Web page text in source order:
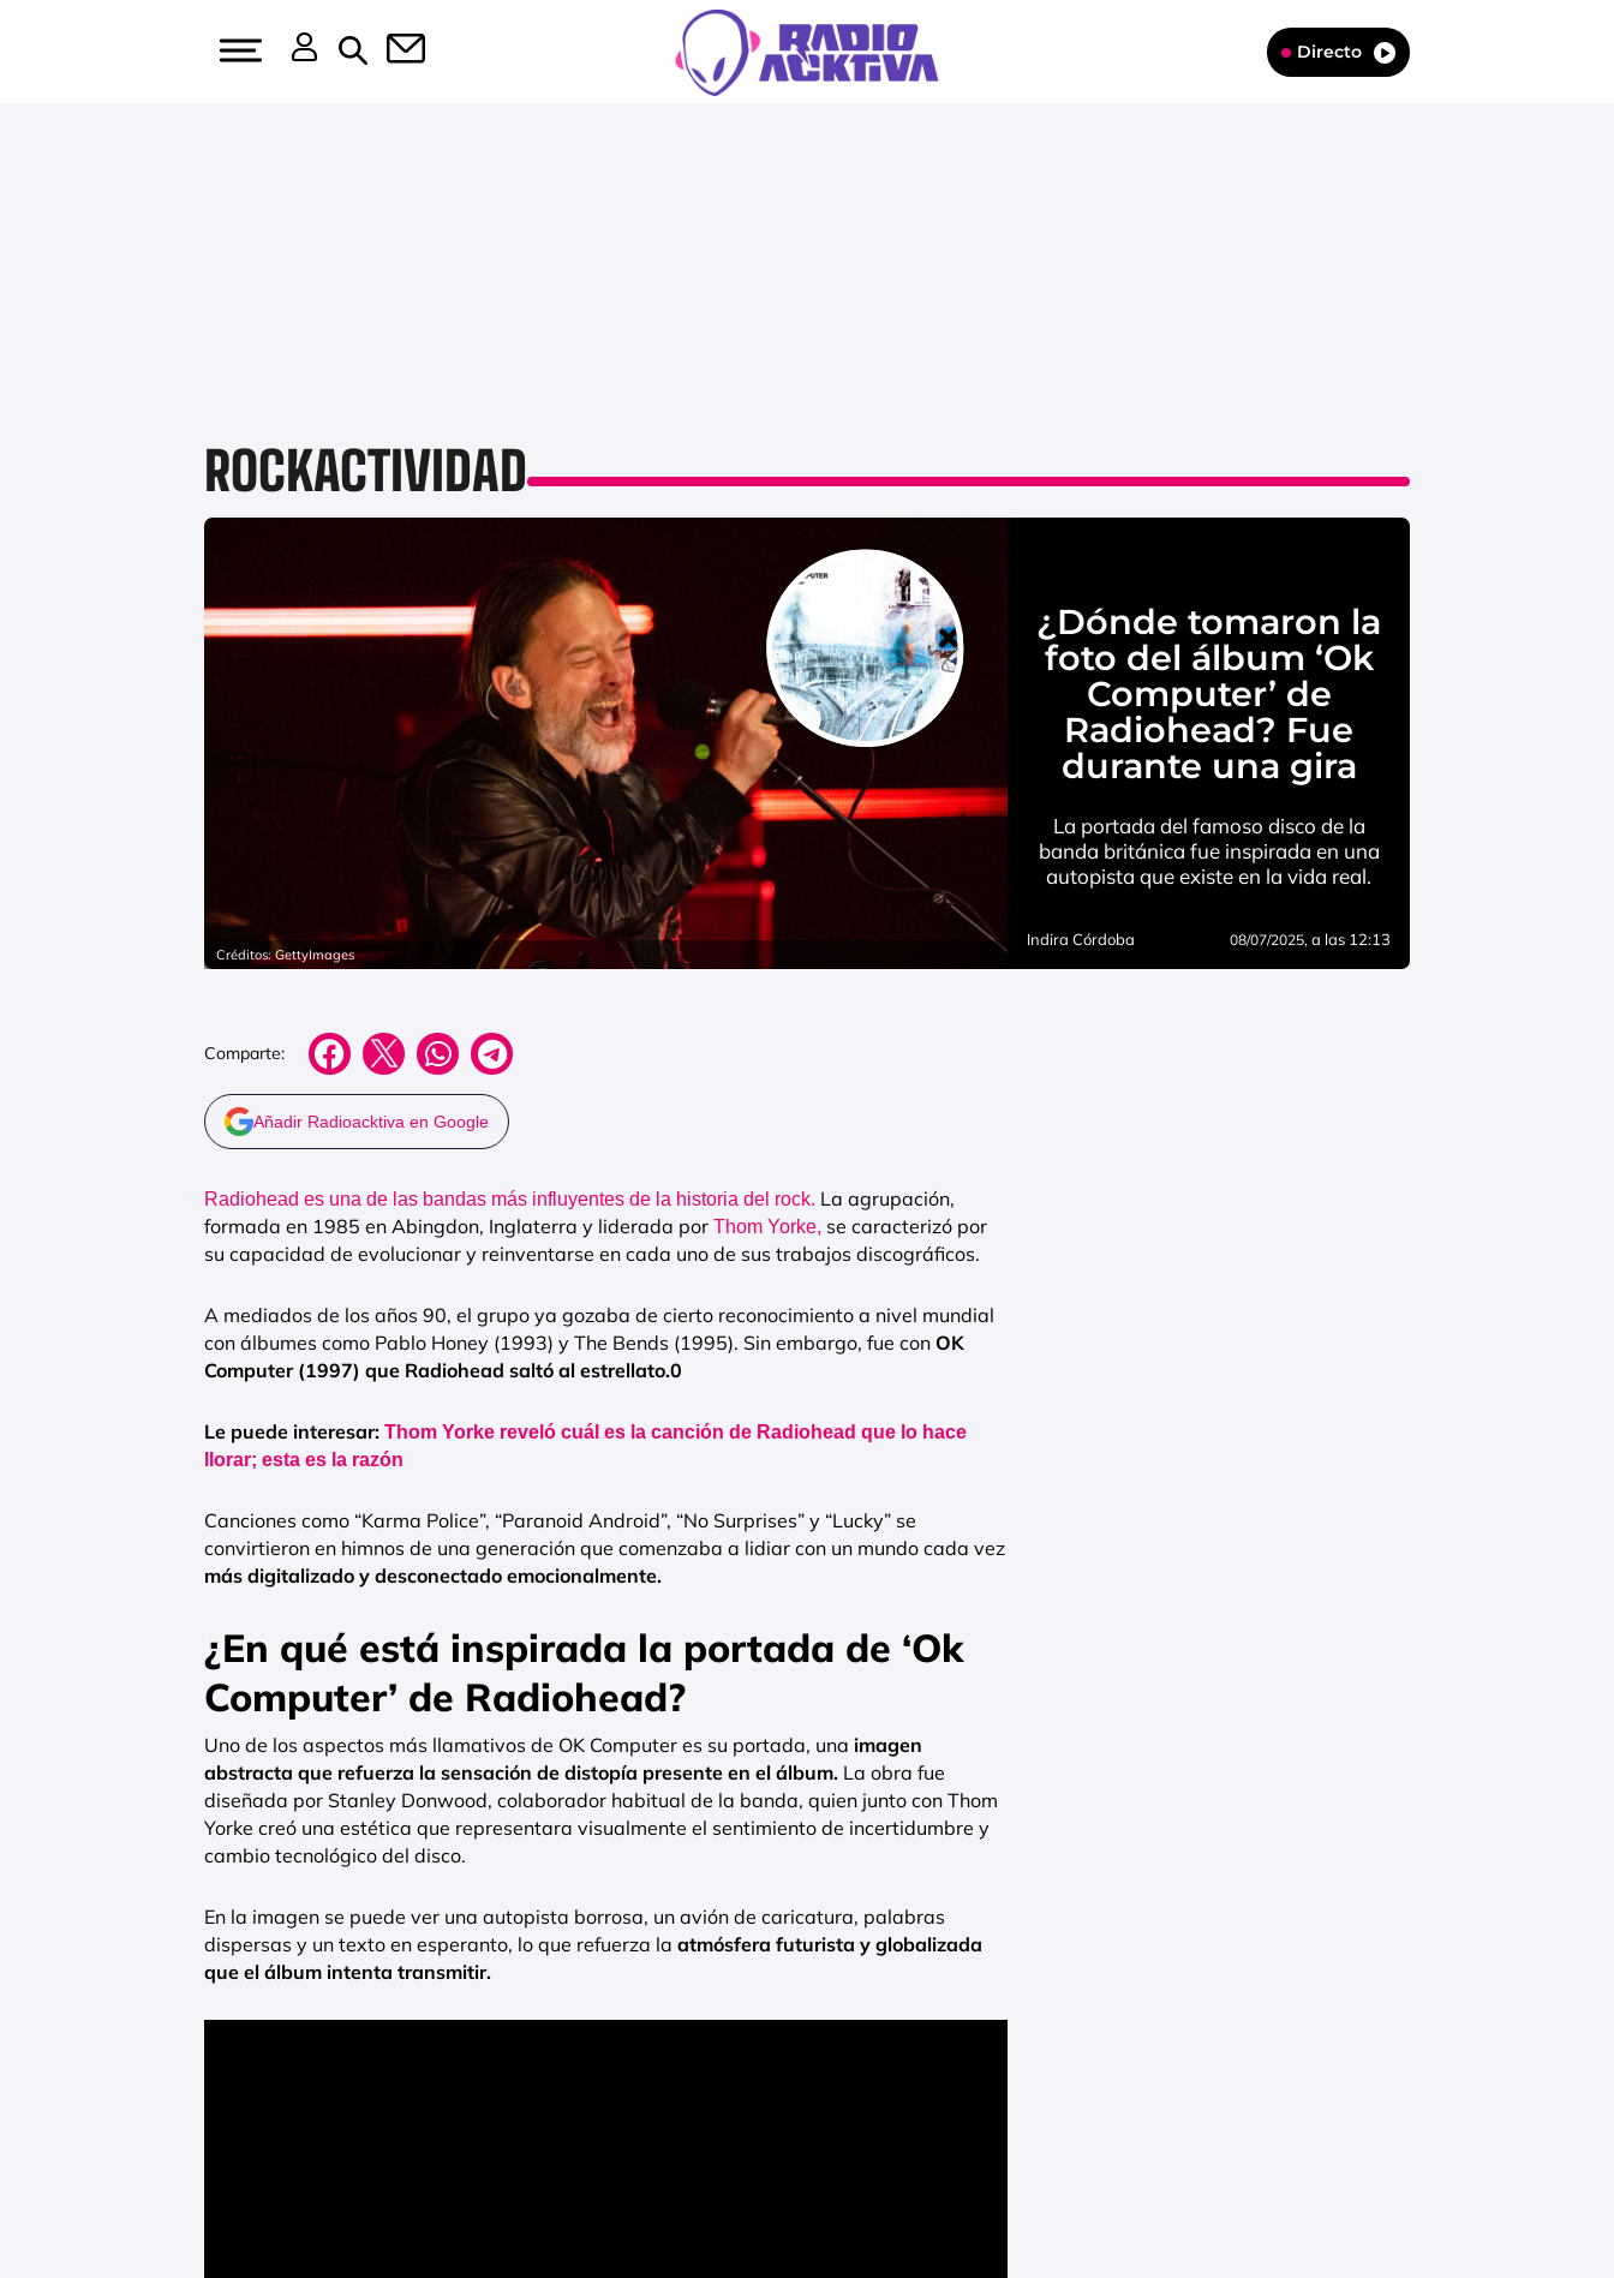
Directo
ROCKACTIVIDAD
Créditos: GettyImages
¿Dónde tomaron la
foto del álbum ‘Ok
Computer’ de
Radiohead? Fue
durante una gira
La portada del famoso disco de la
banda británica fue inspirada en una
autopista que existe en la vida real.
Indira Córdoba 08/07/2025, a las 12:13
Comparte:
Añadir Radioacktiva en Google
Radiohead es una de las bandas más influyentes de la historia del rock. La agrupación,
formada en 1985 en Abingdon, Inglaterra y liderada por Thom Yorke, se caracterizó por
su capacidad de evolucionar y reinventarse en cada uno de sus trabajos discográficos.
A mediados de los años 90, el grupo ya gozaba de cierto reconocimiento a nivel mundial
con álbumes como Pablo Honey (1993) y The Bends (1995). Sin embargo, fue con OK
Computer (1997) que Radiohead saltó al estrellato.0
Le puede interesar: Thom Yorke reveló cuál es la canción de Radiohead que lo hace
llorar; esta es la razón
Canciones como “Karma Police”, “Paranoid Android”, “No Surprises” y “Lucky” se
convirtieron en himnos de una generación que comenzaba a lidiar con un mundo cada vez
más digitalizado y desconectado emocionalmente.
¿En qué está inspirada la portada de ‘Ok
Computer’ de Radiohead?
Uno de los aspectos más llamativos de OK Computer es su portada, una imagen
abstracta que refuerza la sensación de distopía presente en el álbum. La obra fue
diseñada por Stanley Donwood, colaborador habitual de la banda, quien junto con Thom
Yorke creó una estética que representara visualmente el sentimiento de incertidumbre y
cambio tecnológico del disco.
En la imagen se puede ver una autopista borrosa, un avión de caricatura, palabras
dispersas y un texto en esperanto, lo que refuerza la atmósfera futurista y globalizada
que el álbum intenta transmitir.